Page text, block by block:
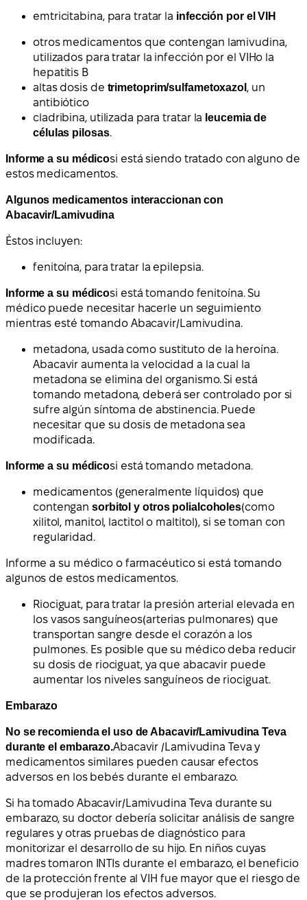
emtricitabina, para tratar la infección por el VIH
otros medicamentos que contengan lamivudina,
utilizados para tratar la infección por el VIHo la
hepatitis B
altas dosis de trimetoprim/sulfametoxazol , un
antibiótico
cladribina, utilizada para tratar la leucemia de
células pilosas.
Informe a su médicosi está siendo tratado con alguno de
estos medicamentos.
Algunos medicamentos interaccionan con
Abacavir/Lamivudina
Éstos incluyen:
fenitoína, para tratar la epilepsia.
Informe a su médicosi está tomando fenitoína. Su
médico puede necesitar hacerle un seguimiento
mientras esté tomando Abacavir/Lamivudina.
metadona, usada como sustituto de la heroína.
Abacavir aumenta la velocidad a la cual la
metadona se elimina del organismo. Si está
tomando metadona, deberá ser controlado por si
sufre algún síntoma de abstinencia. Puede
necesitar que su dosis de metadona sea
modificada.
Informe a su médicosi está tomando metadona.
medicamentos (generalmente líquidos) que
contengansorbitol y otros polialcoholes(como
xilitol, manitol, lactitol o maltitol), si se toman con
regularidad.
Informe a su médico o farmacéutico si está tomando
algunos de estos medicamentos.
Riociguat, para tratar la presión arterial elevada en
los vasos sanguíneos(arterias pulmonares) que
transportan sangre desde el corazón a los
pulmones. Es posible que su médico deba reducir
su dosis de riociguat, ya que abacavir puede
aumentar los niveles sanguíneos de riociguat.
Embarazo
No se recomienda el uso de Abacavir/Lamivudina Teva
durante el embarazo.Abacavir /Lamivudina Teva y
medicamentos similares pueden causar efectos
adversos en los bebés durante el embarazo.
Si ha tomado Abacavir/Lamivudina Teva durante su
embarazo, su doctor debería solicitar análisis de sangre
regulares y otras pruebas de diagnóstico para
monitorizar el desarrollo de su hijo. En niños cuyas
madres tomaron INTIs durante el embarazo, el beneficio
de la protección frente al VIH fue mayor que el riesgo de
que se produjeran los efectos adversos.